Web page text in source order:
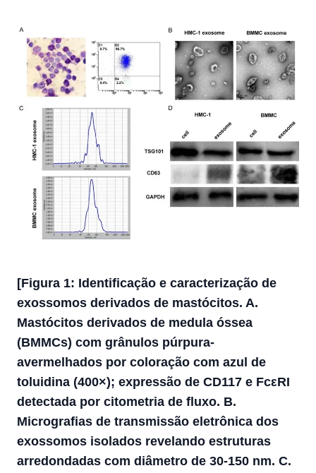
[Figura 1: Identificação e caracterização de
exossomos derivados de mastócitos. A.
Mastócitos derivados de medula óssea
(BMMCs) com grânulos púrpura-
avermelhados por coloração com azul de
toluidina (400×); expressão de CD117 e FcεRI
detectada por citometria de fluxo. B.
Micrografias de transmissão eletrônica dos
exossomos isolados revelando estruturas
arredondadas com diâmetro de 30-150 nm. C.